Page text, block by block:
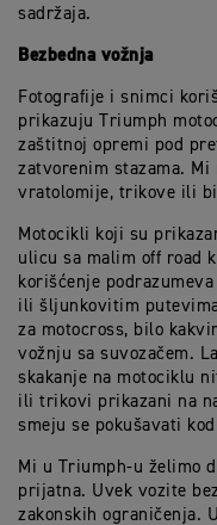
sadržaja.
Bezbedna vožnja
Fotografije i snimci
prikazuju Triumph
zaštitnoj opremi pod
zatvorenim stazama. Mi
vratolomije, trikove ili
Motocikli koji su
ulicu sa malim off road
korišćenje
ili šljunkovitim
za motocross, bilo
vožnju sa suvozačem.
skakanje na motociklu
ili trikovi prikazani na
smeju se pokušavati
Mi u Triumph-u želimo
prijatna. Uvek vozite
zakonskih ograničenja.